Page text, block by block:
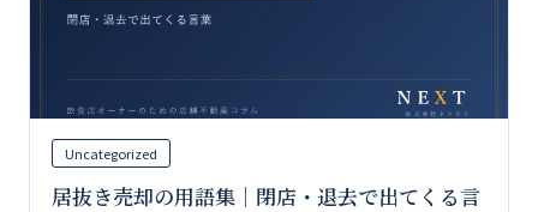
Uncategorized
居抜き売却の用語集｜閉店・退去で出てくる言